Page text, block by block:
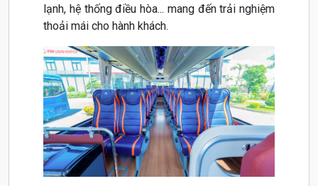
lạnh, hệ thống điều hòa... mang đến trải nghiệm
thoải mái cho hành khách.